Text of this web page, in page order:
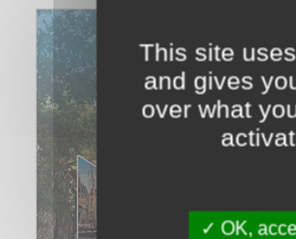
This site
and gives
over what
OK,